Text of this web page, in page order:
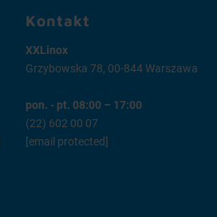
Kontakt
XXLinox
Grzybowska 78, 00-844 Warszawa
pon. - pt. 08:00 – 17:00
(22) 602 00 07
[email protected]